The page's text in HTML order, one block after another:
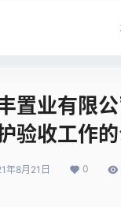
置业有限
验收工作
年8月21日 0